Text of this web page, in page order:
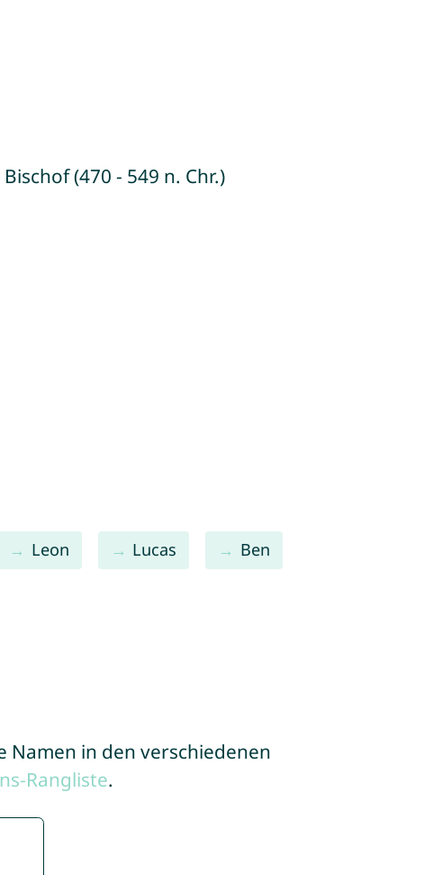
(470 - 549 n. Chr.)
Leon Lucas Ben
Namen in den verschiedenen
Rangliste.